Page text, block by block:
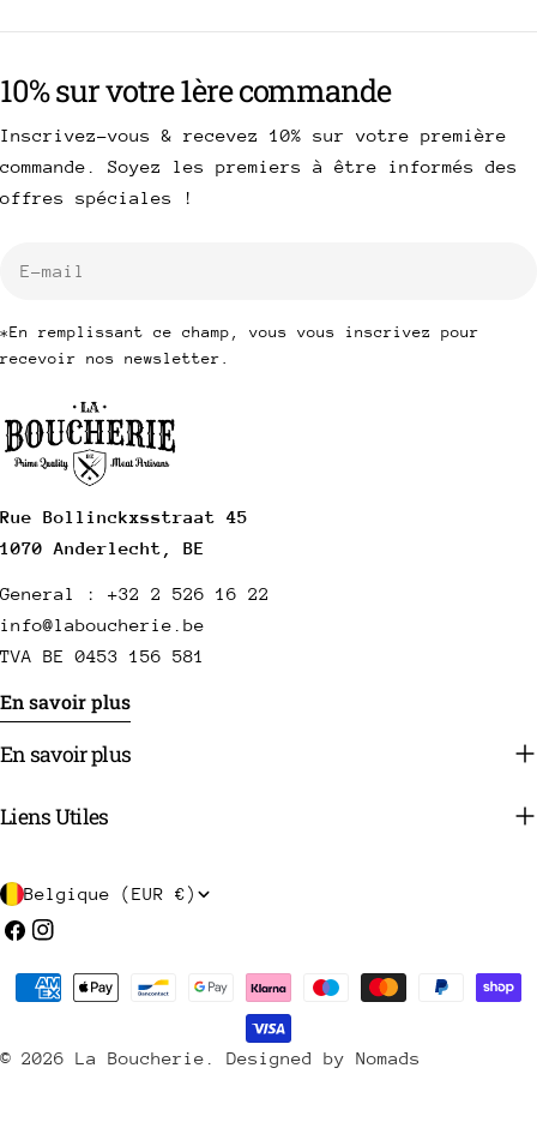
Rue Bollinckxsstraat 45
1070 Anderlecht, BE
General : +32 2 526 16 22
info@laboucherie.be
TVA BE 0453 156 581
En savoir plus
En savoir plus
Liens Utiles
10% sur votre 1ère commande
Inscrivez-vous & recevez 10% sur votre première
commande. Soyez les premiers à être informés des
offres spéciales !
*En remplissant ce champ, vous vous inscrivez pour
recevoir nos newsletter.
P
a
/
Belgique (EUR €)
Facebook
Instagram
© 2026 La Boucherie Designed by Nomads
Méthodes
payement